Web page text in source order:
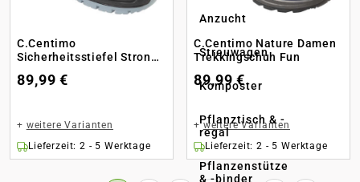
Anzucht
Streuwagen
Komposter
Pflanztisch & -
regal
Pflanzenstütze
& -binder
C.Centimo
Sicherheitsstiefel Strong
89,99 €
+ weitere Varianten
Lieferzeit: 2 - 5 Werktage
C.Centimo Nature Damen
Trekkingschuh Fun
89,99 €
+weitere Varianten
Lieferzeit: 2 - 5 Werktage